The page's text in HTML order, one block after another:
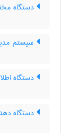
دستگاه
سیستم
دستگاه
دستگاه